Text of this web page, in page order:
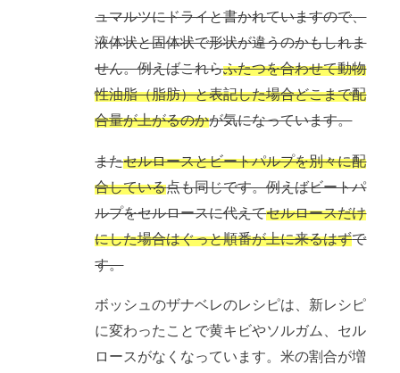
ュマルツにドライと書かれていますので、
液体状と固体状で形状が違うのかもしれま
せん。例えばこれらふたつを合わせて動物
性油脂（脂肪）と表記した場合どこまで配
合量が上がるのかが気になっています。
またセルロースとビートパルプを別々に配
合している点も同じです。例えばビートパ
ルプをセルロースに代えてセルロースだけ
にした場合はぐっと順番が上に来るはずで
す。
ボッシュのザナベレのレシピは、新レシピ
に変わったことで黄キビやソルガム、セル
ロースがなくなっています。米の割合が増